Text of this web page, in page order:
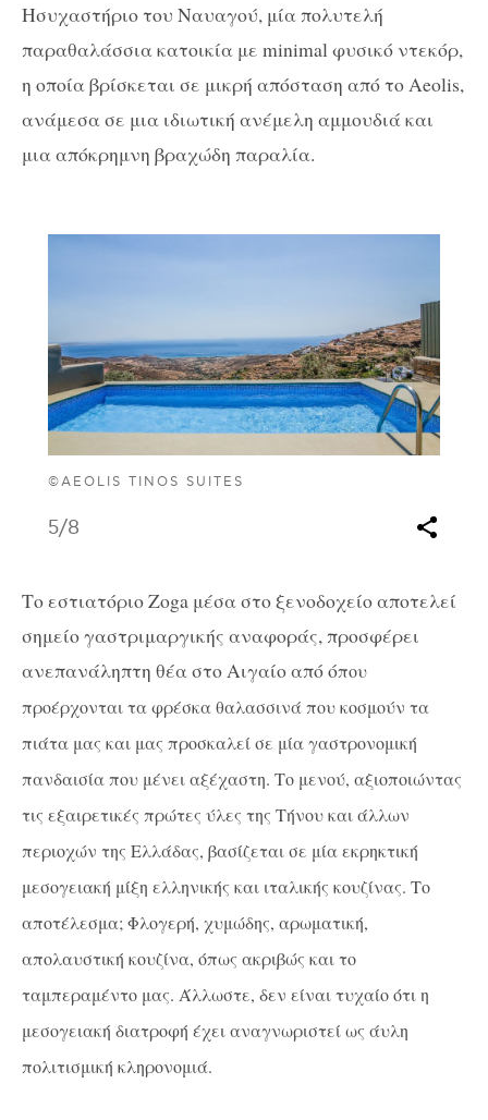
Ησυχαστήριο του Ναυαγού, μία πολυτελή
παραθαλάσσια κατοικία με minimal φυσικό ντεκόρ,
η οποία βρίσκεται σε μικρή απόσταση από το Aeolis,
ανάμεσα σε μια ιδιωτική ανέμελη αμμουδιά και
μια απόκρημνη βραχώδη παραλία.
©AEOLIS TINOS SUITES
5/8
Το εστιατόριο Zoga μέσα στο ξενοδοχείο αποτελεί
σημείο γαστριμαργικής αναφοράς, προσφέρει
ανεπανάληπτη θέα στο Αιγαίο από όπου
προέρχονται τα φρέσκα θαλασσινά που κοσμούν τα
πιάτα μας και μας προσκαλεί σε μία γαστρονομική
πανδαισία που μένει αξέχαστη. Το μενού, αξιοποιώντας
τις εξαιρετικές πρώτες ύλες της Τήνου και άλλων
περιοχών της Ελλάδας, βασίζεται σε μία εκρηκτική
μεσογειακή μίξη ελληνικής και ιταλικής κουζίνας. Το
αποτέλεσμα; Φλογερή, χυμώδης, αρωματική,
απολαυστική κουζίνα, όπως ακριβώς και το
ταμπεραμέντο μας. Άλλωστε, δεν είναι τυχαίο ότι η
μεσογειακή διατροφή έχει αναγνωριστεί ως άυλη
πολιτισμική κληρονομιά.